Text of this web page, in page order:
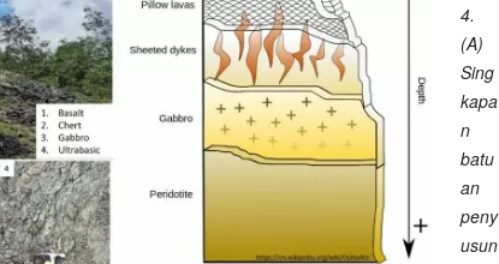
4.
(A)
Sing
kapa
n
batu
an
peny
usun